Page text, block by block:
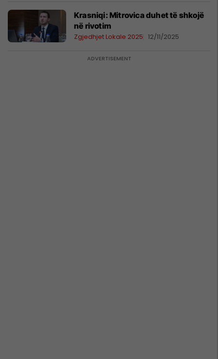
Krasniqi: Mitrovica duhet të shkojë
në rivotim
Zgjedhjet Lokale 2025 12/11/2025